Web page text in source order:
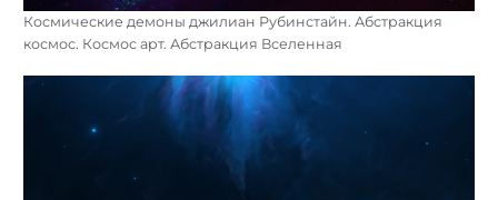
Космические демоны джилиан Рубинстайн. Абстракция
космос. Космос арт. Абстракция Вселенная